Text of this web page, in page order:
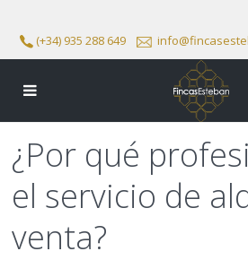
(+34) 935 288 649
¿Por qué
el servicio de
venta?